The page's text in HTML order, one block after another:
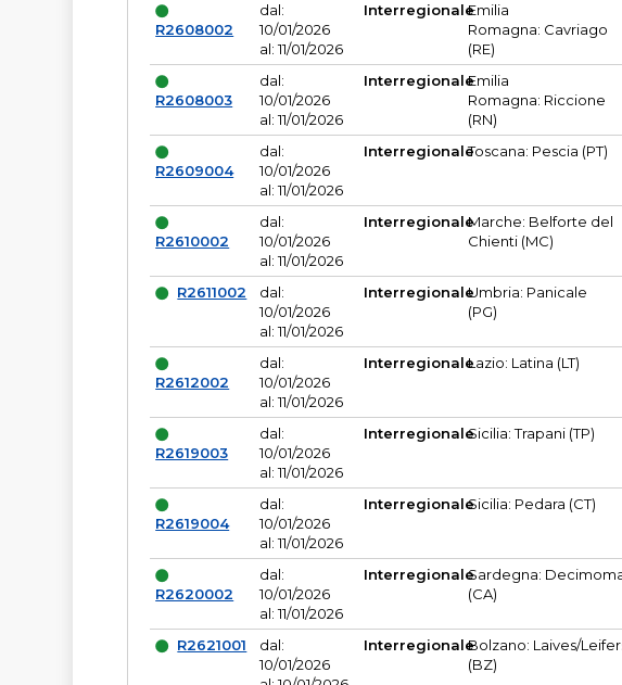
R2608002
dal:
10/01/2026
al: 11/01/2026
InterregionaleEmilia
Romagna: Cavriago
(RE)
R2608003
dal:
10/01/2026
al: 11/01/2026
InterregionaleEmilia
Romagna: Riccione
(RN)
R2609004
dal:
10/01/2026
al: 11/01/2026
InterregionaleToscana: Pescia (PT)
R2610002
dal:
10/01/2026
al: 11/01/2026
InterregionaleMarche: Belforte del
Chienti (MC)
R2611002
dal:
10/01/2026
al: 11/01/2026
InterregionaleUmbria: Panicale
(PG)
R2612002
dal:
10/01/2026
al: 11/01/2026
InterregionaleLazio: Latina (LT)
R2619003
dal:
10/01/2026
al: 11/01/2026
InterregionaleSicilia: Trapani (TP)
R2619004
dal:
10/01/2026
al: 11/01/2026
InterregionaleSicilia: Pedara (CT)
R2620002
dal:
10/01/2026
al: 11/01/2026
InterregionaleSardegna:
(CA)
R2621001
dal:
10/01/2026
InterregionaleBolzano: Laives/
(BZ)